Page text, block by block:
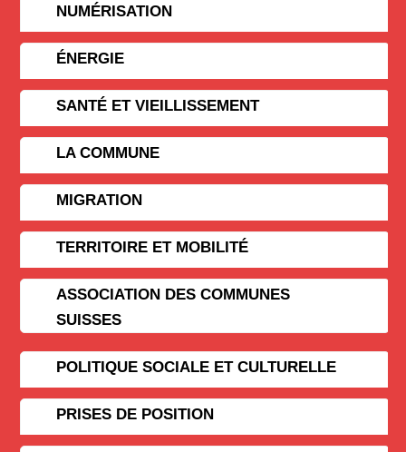
NUMÉRISATION
ÉNERGIE
SANTÉ ET VIEILLISSEMENT
LA COMMUNE
MIGRATION
TERRITOIRE ET MOBILITÉ
ASSOCIATION DES COMMUNES
SUISSES
POLITIQUE SOCIALE ET CULTURELLE
PRISES DE POSITION